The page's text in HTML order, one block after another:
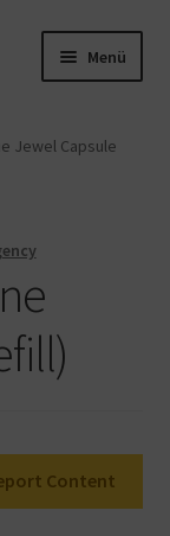
Menü
Jewel Capsule
Content